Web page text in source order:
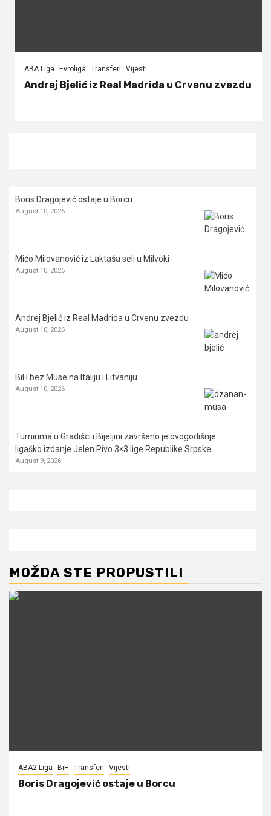
ABA Liga Evroliga Transferi Vijesti
Andrej Bjelić iz Real Madrida u Crvenu zvezdu
Boris Dragojević ostaje u Borcu
August 10, 2026
Mićo Milovanović iz Laktaša seli u Milvoki
August 10, 2026
Andrej Bjelić iz Real Madrida u Crvenu zvezdu
August 10, 2026
BiH bez Muse na Italiju i Litvaniju
August 10, 2026
Turnirima u Gradišci i Bijeljini završeno je ovogodišnje
ligaško izdanje Jelen Pivo 3×3 lige Republike Srpske
August 9, 2026
MOŽDA STE PROPUSTILI
ABA2 Liga BiH Transferi Vijesti
Boris Dragojević ostaje u Borcu